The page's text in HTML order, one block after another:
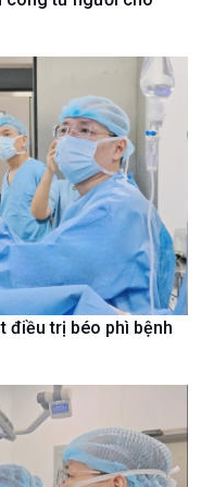
nghiệp & Biển đảo
Nông nghiệp & Biển
đảo Việt Nam
tình biên giới và hải
hiểu biển, đảo Việt
điều trị béo phì bệnh